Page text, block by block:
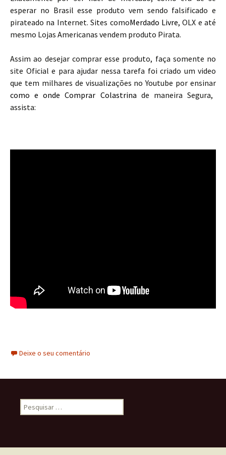
esperar no Brasil esse produto vem sendo falsificado e
pirateado na Internet. Sites comoMerdado Livre, OLX e até
mesmo Lojas Americanas vendem produto Pirata.
Assim ao desejar comprar esse produto, faça somente no
site Oficial e para ajudar nessa tarefa foi criado um video
que tem milhares de visualizações no Youtube por ensinar
como e onde Comprar Colastrina de maneira Segura,
assista:
Deixe o seu comentário
Pesquisar
por: